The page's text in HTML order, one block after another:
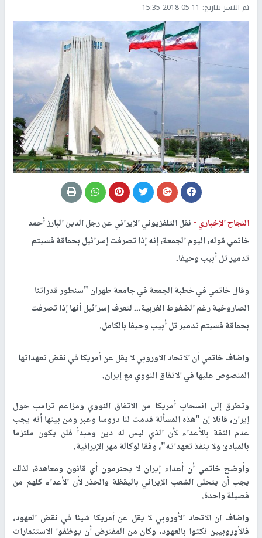
تم النشر بتاريخ: 2018-05-11 15:35
النجاح الإخباري -نقل التلفزيوني الإيراني عن رجل الدين البارز أحمد
خاتمي قوله، اليوم الجمعة، إنه إذا تصرفت إسرائيل بحماقة فسيتم
تدمير تل أبيب وحيفا.
وقال خاتمي في خطبة الجمعة في جامعة طهران "سنطور قدراتنا
الصاروخية رغم الضغوط الغربية... لتعرف إسرائيل أنها إذا تصرفت
بحماقة فسيتم تدمير تل أبيب وحيفا بالكامل.
واضاف خاتمي أن الاتحاد الاوروبي لا يقل عن أمريكا في نقض تعهداتها
المنصوص عليها في الاتفاق النووي مع إيران.
وتطرق إلى انسحاب أمريكا من الاتفاق النووي ومزاعم ترامب حول
إيران، قائلا إن "هذه المسألة قدمت لنا دروسا وعبر ومن بينها أنه يجب
عدم الثقة بالأعداء لأن الذي ليس له دين ومبدأ فلن يكون ملتزما
بالمبادئ ولا ينفذ تعهداته"، وفقا لوكالة مهر الإيرانية.
وأوضح خاتمي أن أعداء إيران لا يحترمون أي قانون ومعاهدة، لذلك
يجب أن يتحلى الشعب الإيراني باليقظة والحذر لأن الأعداء كلهم من
فصيلة واحدة.
واضاف ان الاتحاد الأوروبي لا يقل عن أمريكا شيئا في نقض العهود،
فالأوروبيين نكثوا بالعهود، وكان من المفترض أن يوظفوا الاستثمارات